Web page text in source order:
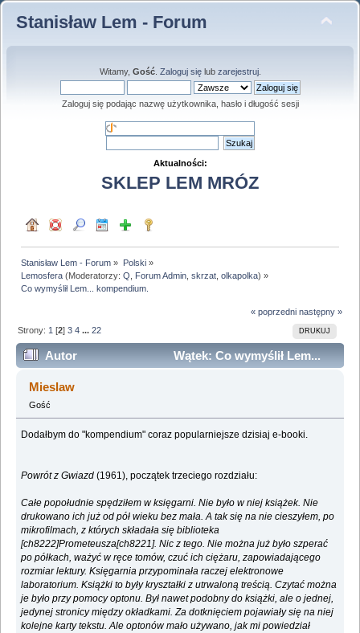
Stanisław Lem - Forum
Witamy, Gość. Zaloguj sięlub zarejestruj.
Zaloguj się podając nazwę użytkownika, hasło i długość sesji
Aktualności:
SKLEP LEM MRÓZ
Stanisław Lem - Forum » Polski»
Lemosfera (Moderatorzy:Q Forum Admin ,skrzat ,olkapolka) »
Co wymyślił Lem... kompendium.
« poprzedni następny »
DRUKUJ
Strony: 1 [2]3 4 ...22
Autor
Wątek: Co wymyślił Lem...
kompendium. (Przeczytany 784110 razy)
Mieslaw
Gość
Dodałbym do "kompendium" coraz popularniejsze dzisiaj e-booki.
Powrót z Gwiazd (1961), początek trzeciego rozdziału:
Całe popołudnie spędziłem w księgarni. Nie było w niej książek. Nie
drukowano ich już od pół wieku bez mała. A tak się na nie cieszyłem, po
mikrofilmach, z których składała się biblioteka
[ch8222]Prometeusza[ch8221]. Nic z tego. Nie można już było szperać
po półkach, ważyć w ręce tomów, czuć ich ciężaru, zapowiadającego
rozmiar lektury. Księgarnia przypominała raczej elektronowe
laboratorium. Książki to były kryształki z utrwaloną treścią. Czytać można
je było przy pomocy optonu. Był nawet podobny do książki, ale o jednej,
jedynej stronicy między okładkami. Za dotknięciem pojawiały się na niej
kolejne karty tekstu. Ale optonów mało używano, jak mi powiedział